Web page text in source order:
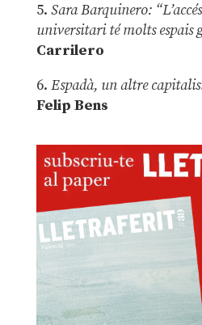
5. Sara Barquinero:
universitari té molts espais
Carrilero
6. Espadà, un altre
Felip Bens